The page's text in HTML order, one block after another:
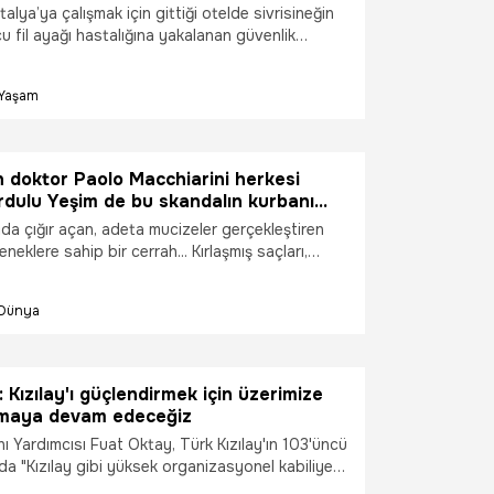
çalışmak için gittiği otelde sivrisineğin
fil ayağı hastalığına yakalanan güvenlik
olmasından dolayı çoklu organ yetmezliği
doktor Paolo Macchiarini herkesi
Yeşim de bu skandalın kurbanı
çığır açan, adeta mucizeler gerçekleştiren
sahip bir cerrah... Kırlaşmış saçları,
başarmış bir dolandırıcı olduğu
güçlendirmek için üzerimize
devam edeceğiz
Yardımcısı Fuat Oktay, Türk Kızılay'ın 103'üncü
"Kızılay gibi yüksek organizasyonel kabiliyete